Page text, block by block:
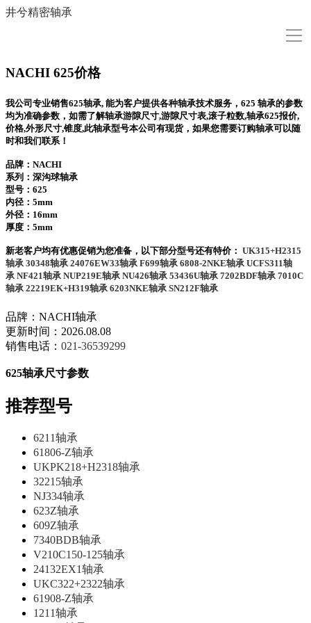
井兮精密轴承
导
型号查询
联系我们
NACHI 625价格
我公司专业销售625轴承, 能为客户提供各种轴承技术服务，625 轴承的参数
均为准确参数，如需了解轴承游隙尺寸,游隙尺寸表,滚子粒数,轴承625报价,
价格,外形尺寸,锥度,此轴承型号本公司有现货，如果您需要订购轴承可以随
时和我们联系！
品牌：NACHI
系列：深沟球轴承
型号： 625
内径：5mm
外径：16mm
厚度：5mm
新老客户均有优惠促销为您准备，以下部分型号还有特价： UK315+H2315
轴承 30348轴承 24076EW33轴承 F699轴承 6808-2NKE轴承 UCFS311轴
承 NF421轴承 NUP219E轴承 NU426轴承 53436U轴承 7202BDF轴承 7010C
轴承 22219EK+H319轴承 6203NKE轴承 SN212F轴承
品牌：NACHI轴承
更新时间：2026.08.08
销售电话： 021-36539299
625轴承尺寸参数
推荐型号
6211轴承
61806-Z轴承
UKPK218+H2318轴承
32215轴承
NJ334轴承
623Z轴承
609Z轴承
7340BDB轴承
V210C150-125轴承
24132EX1轴承
UKC322+2322轴承
61908-Z轴承
1211轴承